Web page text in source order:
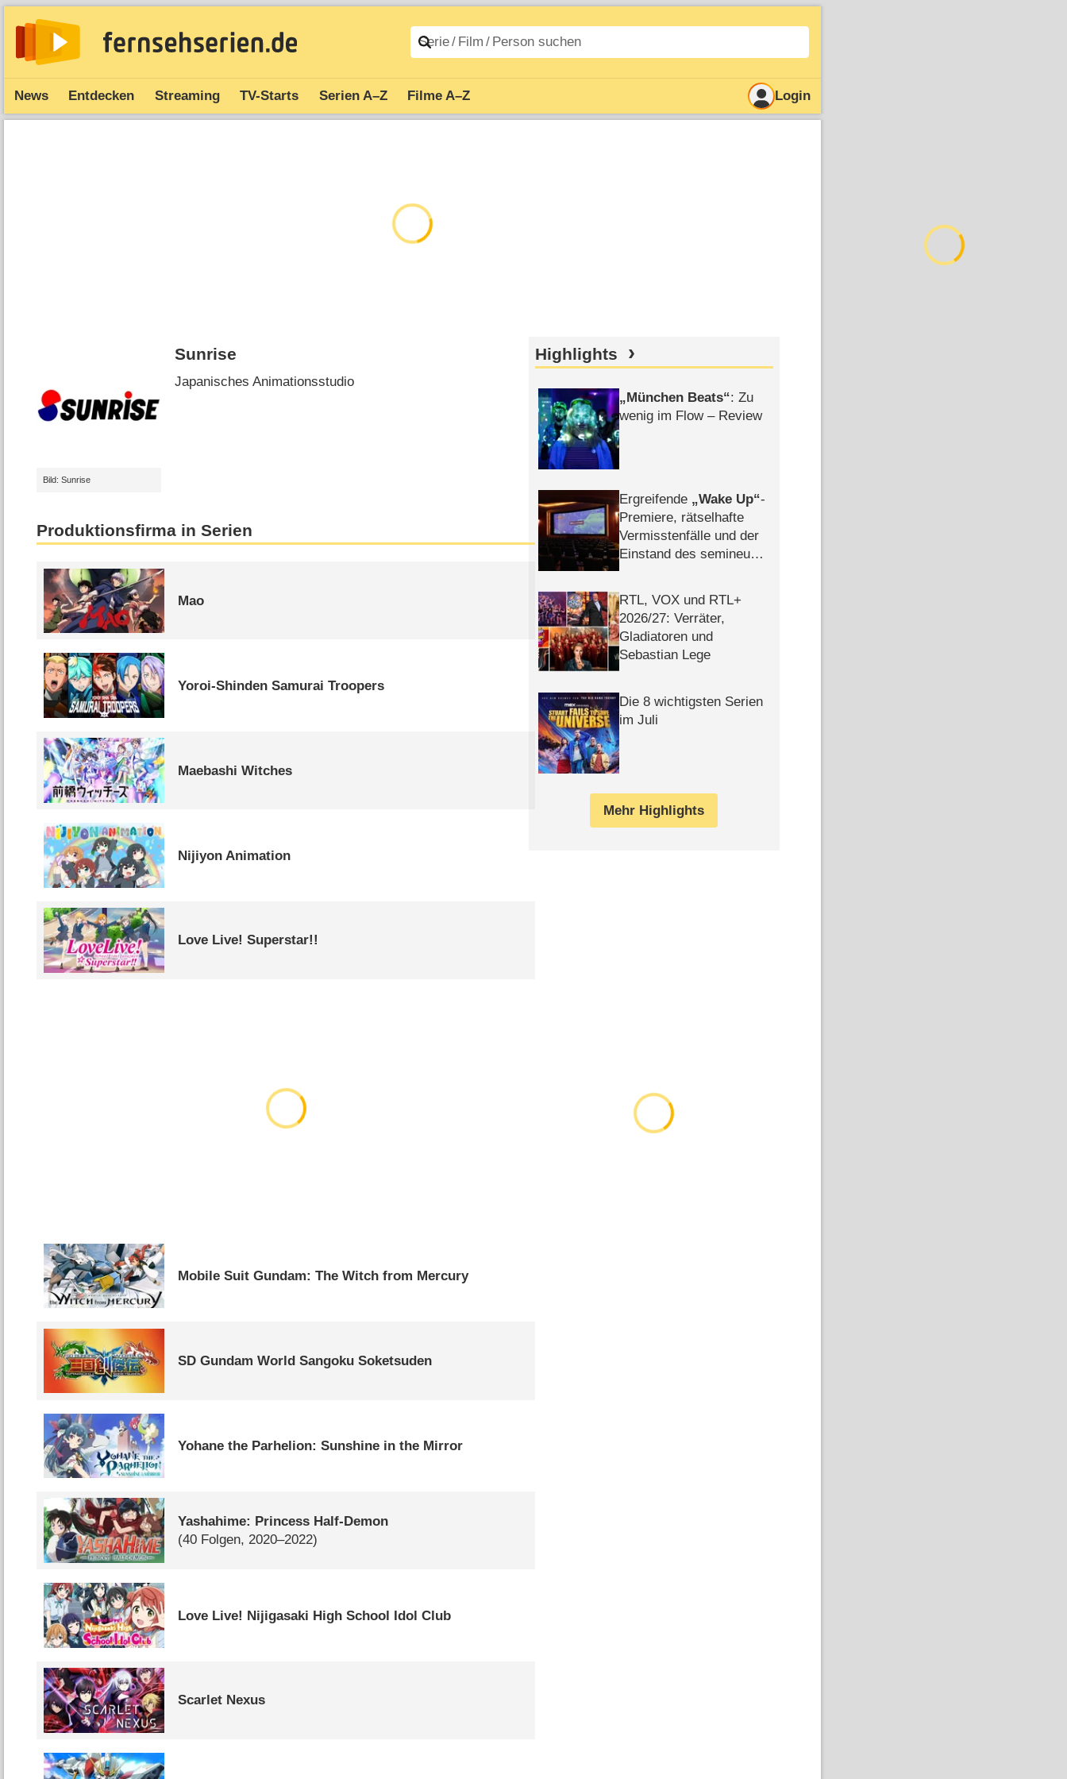
News Entdecken Streaming TV-Starts Serien A–Z Filme A–Z Login
Bild: Sunrise
Sunrise
Japanisches Animationsstudio
Produktionsfirma in Serien
Mao
Yoroi-Shinden Samurai Troopers
Maebashi Witches
Nijiyon Animation
Love Live! Superstar!!
Mobile Suit Gundam: The Witch from Mercury
SD Gundam World Sangoku Soketsuden
Yohane the Parhelion: Sunshine in the Mirror
Yashahime: Princess Half-Demon
(40 Folgen, 2020–2022)
Love Live! Nijigasaki High School Idol Club
Scarlet Nexus
Highlights
München Beats : Zu
wenig im Flow – Review
Ergreifende Wake Up -
Premiere, rätselhafte
Vermisstenfälle und der
Einstand des semineuen
RTL, VOX und RTL+
2026/​27: Verräter,
Gladiatoren und
Sebastian Lege
Die 8 wichtigsten Serien
im Juli
Mehr Highlights